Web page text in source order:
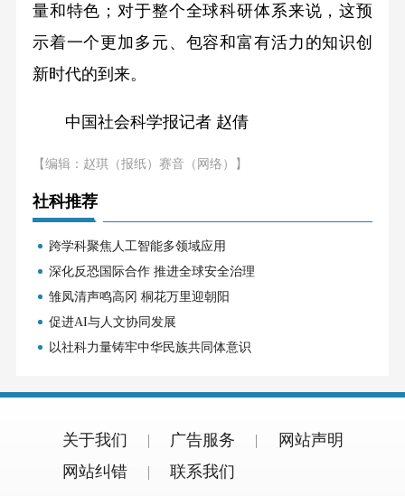
量和特色；对于整个全球科研体系来说，这预
示着一个更加多元、包容和富有活力的知识创
新时代的到来。
中国社会科学报记者 赵倩
【编辑：赵琪（报纸）赛音（网络）】
社科推荐
跨学科聚焦人工智能多领域应用
深化反恐国际合作 推进全球安全治理
雏凤清声鸣高冈 桐花万里迎朝阳
促进AI与人文协同发展
以社科力量铸牢中华民族共同体意识
关于我们 广告服务
网站声明
网站纠错
联系我们